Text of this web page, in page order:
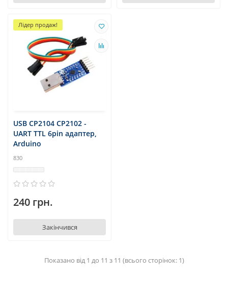
Лідер продаж!
USB CP2104 CP2102 -
UART TTL 6pin адаптер,
Arduino
830
240 грн.
Закінчився
Показано від 1 до 11 з 11 (всього сторінок: 1)